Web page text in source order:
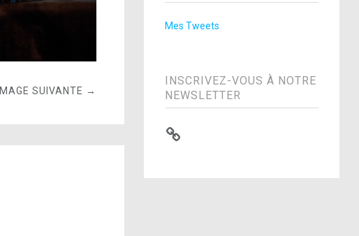
IMAGE SUIVANTE →
Mes Tweets
INSCRIVEZ-VOUS À NOTRE
NEWSLETTER